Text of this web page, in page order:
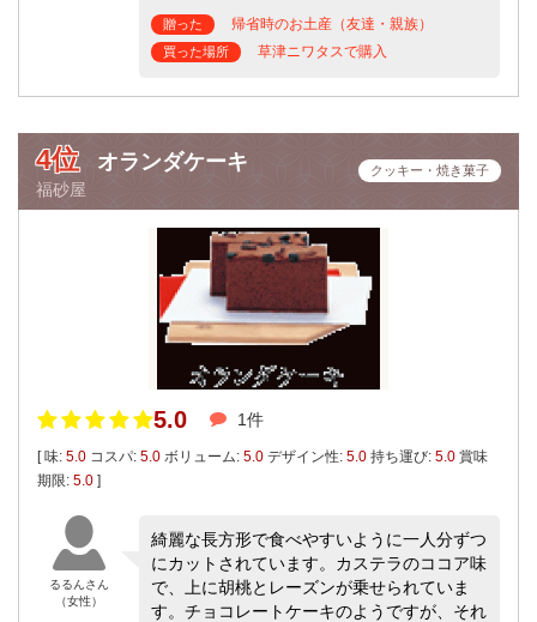
贈った 帰省時のお土産（友達・親族）
買った場所 草津ニワタスで購入
4位 オランダケーキ
福砂屋
クッキー・焼き菓子
5.0 1件
[ 味: 5.0 コスパ: 5.0 ボリューム: 5.0 デザイン性: 5.0 持ち運び: 5.0 賞味
期限: 5.0 ]
るるんさん
（女性）
綺麗な長方形で食べやすいように一人分ずつ
にカットされています。カステラのココア味
で、上に胡桃とレーズンが乗せられていま
す。チョコレートケーキのようですが、それ